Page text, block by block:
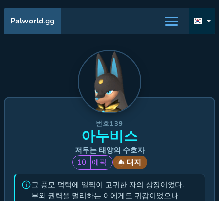
Palworld.gg
번호139
아누비스
저무는 태양의 수호자
10
에픽 대지
그 풍모 덕택에 일찍이 고귀한 자의 상징이었다.
부와 권력을 멀리하는 이에게도 귀감이었으나